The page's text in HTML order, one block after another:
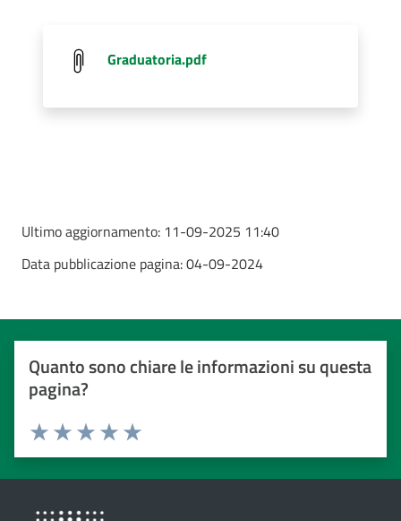
Graduatoria.pdf
Ultimo aggiornamento: 11-09-2025 11:40
Data pubblicazione pagina:04-09-2024
Quanto sono chiare le informazioni su questa
pagina?
Valuta da 1 a 5 stelle
Valuta 5 stelle su 5
Valuta 4 stelle su 5
Valuta 3 stelle su 5
Valuta 2 stelle su 5
Valuta 1 stelle su 5